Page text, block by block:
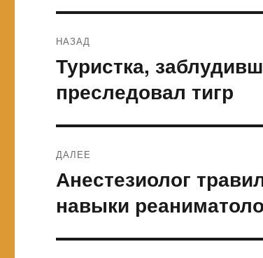
по
записям
НАЗАД
Предыдущая
запись:
Туристка,
преследовал тигр
ДАЛЕЕ
Следующая
Анестезиолог
навыки